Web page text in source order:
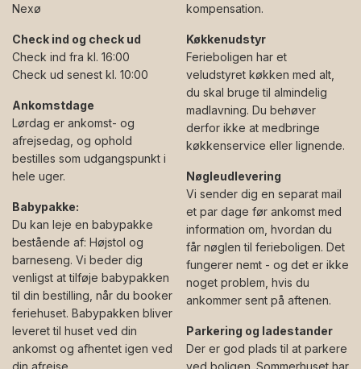
Nexø
Check ind og check ud
Check ind fra kl. 16:00
Check ud senest kl. 10:00
Ankomstdage
Lørdag er ankomst- og
afrejsedag, og ophold
bestilles som udgangspunkt i
hele uger.
Babypakke:
Du kan leje en babypakke
bestående af: Højstol og
barneseng. Vi beder dig
venligst at tilføje babypakken
til din bestilling, når du booker
feriehuset. Babypakken bliver
leveret til huset ved din
ankomst og afhentet igen ved
din afrejse.
kompensation.
Køkkenudstyr
Ferieboligen har et
veludstyret køkken med alt,
du skal bruge til almindelig
madlavning. Du behøver
derfor ikke at medbringe
køkkenservice eller lignende.
Nøgleudlevering
Vi sender dig en separat mail
et par dage før ankomst med
information om, hvordan du
får nøglen til ferieboligen. Det
fungerer nemt - og det er ikke
noget problem, hvis du
ankommer sent på aftenen.
Parkering og ladestander
Der er god plads til at parkere
ved boligen. Sommerhuset har